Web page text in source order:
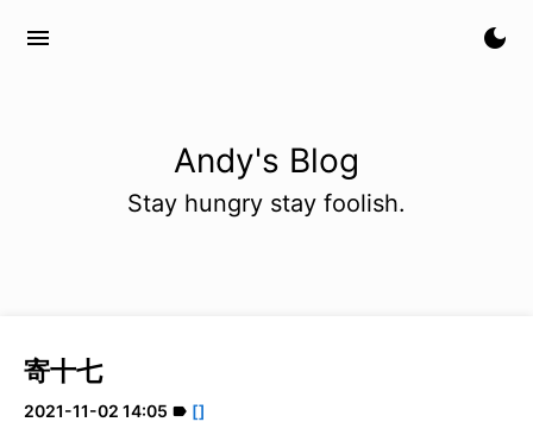
menu dark_mode
Andy's Blog
Stay hungry stay foolish.
寄十七
2021-11-02 14:05 label []